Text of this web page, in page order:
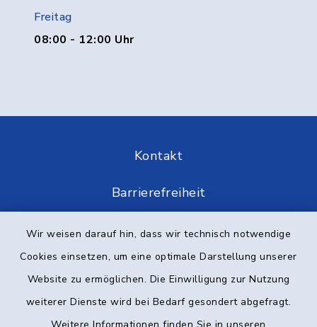
Wir weisen darauf hin, dass wir technisch notwendige
Cookies einsetzen, um eine optimale Darstellung unserer
Website zu ermöglichen. Die Einwilligung zur Nutzung
weiterer Dienste wird bei Bedarf gesondert abgefragt.
Freitag
08:00 - 12:00 Uhr
Kontakt
Barrierefreiheit
Datenschutz
Impressum
Elektronische Kommunikation